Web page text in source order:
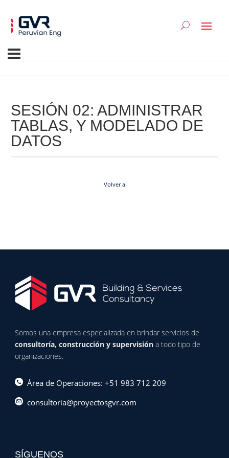
SESIÓN 02: ADMINISTRAR
TABLAS, Y MODELADO DE
DATOS
Volver a
Somos una empresa especializada en brindar servicios de
consultoría, construcción y supervisión a todo tipo de
organizaciones.
Área de Operaciones: +51 983 712 209
consultoria@proyectosgvr.com
SÍGUENOS